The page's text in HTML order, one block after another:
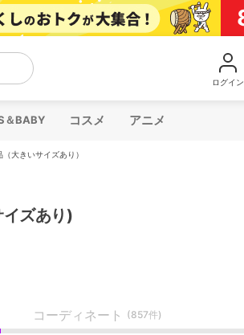
ログイン
＆BABY コスメ アニメ
大きいサイズあり）
イズあり)
コーディネート (857件)